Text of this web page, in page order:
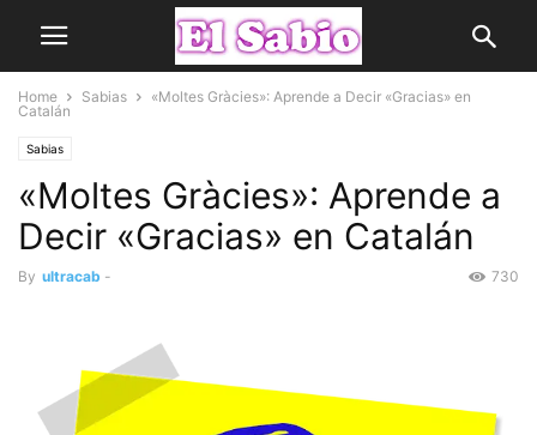
Home Sabias
«Moltes Gràcies»: Aprende a Decir «Gracias» en
Catalán
Sabias
«Moltes Gràcies»: Aprende a
Decir «Gracias» en Catalán
By ultracab - 730